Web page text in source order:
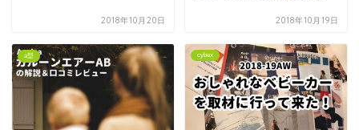
2018年10月20日 2018年10月19日
a型 cybex